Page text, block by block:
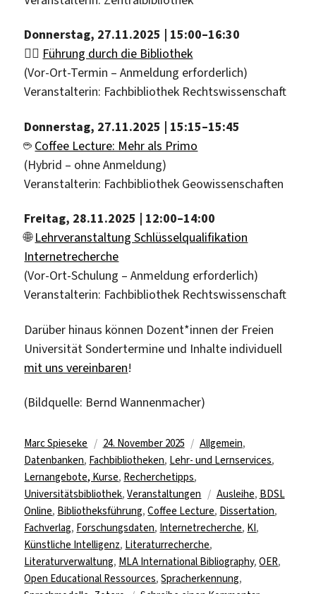
Donnerstag, 27.11.2025 | 15:00–16:30
🏃‍♂️ Führung durch die Bibliothek
(Vor-Ort-Termin – Anmeldung erforderlich)
Veranstalterin: Fachbibliothek Rechtswissenschaft
Donnerstag, 27.11.2025 | 15:15–15:45
☕️ Coffee Lecture: Mehr als Primo
(Hybrid – ohne Anmeldung)
Veranstalterin: Fachbibliothek Geowissenschaften
Freitag, 28.11.2025 | 12:00–14:00
🌐Lehrveranstaltung Schlüsselqualifikation
Internetrecherche
(Vor-Ort-Schulung – Anmeldung erforderlich)
Veranstalterin: Fachbibliothek Rechtswissenschaft
Darüber hinaus können Dozent*innen der Freien
Universität Sondertermine und Inhalte individuell
mit uns vereinbaren!
(Bildquelle: Bernd Wannenmacher)
Autor
Marc Spieseke
Veröffentlicht
am
24. November 2025 Kategorien
Allgemein,
Datenbanken, Fachbibliotheken, Lehr- und Lernservices,
Lernangebote, Kurse, Recherchetipps,
Universitätsbibliothek,Veranstaltungen Schlagwörter
Ausleihe, BDSL
Online, Bibliotheksführung,Coffee Lecture, Dissertation,
Fachverlag, Forschungsdaten, Internetrecherche, KI,
Künstliche Intelligenz, Literaturrecherche,
Literaturverwaltung, MLA International Bibliography,OER,
Open Educational Ressources,Spracherkennung,